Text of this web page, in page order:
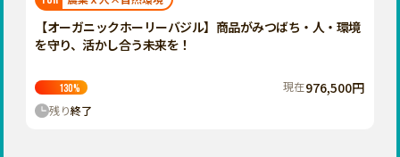
千葉
神奈川
宮崎
鹿児島 沖縄
【オーガニックホーリーバジル】商品がみつばち・人・環境
を守り、活かし合う未来を！
130% 現在976,500円
残り終了